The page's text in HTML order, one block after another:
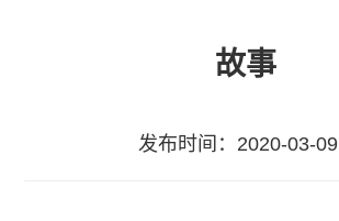
故事
发布时间：2020-03-09